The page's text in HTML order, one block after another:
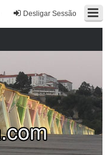
Desligar Sessão